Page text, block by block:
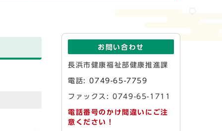
お問い合わせ
長浜市健康福祉部健康推進課
電話:0749-65-7759
ファックス: 0749-65-1711
電話番号のかけ間違いにご注
意ください！